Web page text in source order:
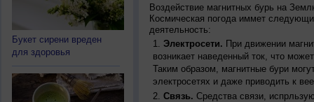
Букет сирени вреден
для здоровья
Воздействие магнитных бурь на
Космическая погода иммет
деятельность:
Электросети. При движении
возникает наведенный ток, что
Таким образом, магнитные бури
электросетях и даже приводить к
Связь. Средства связи,